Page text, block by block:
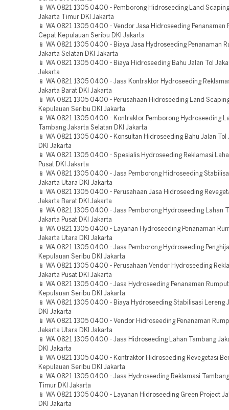
📱 WA 0821 1305 0400 - Pemborong Hidroseeding Land
Jakarta Timur DKI Jakarta
📱 WA 0821 1305 0400 - Vendor Jasa Hidroseeding Penanaman
Cepat Kepulauan Seribu DKI Jakarta
📱 WA 0821 1305 0400 - Biaya Jasa Hydroseeding Penanaman
Jakarta Selatan DKI Jakarta
📱 WA 0821 1305 0400 - Biaya Hidroseeding Bahu Jalan Tol
Jakarta
📱 WA 0821 1305 0400 - Jasa Kontraktor Hydroseeding
Jakarta Barat DKI Jakarta
📱 WA 0821 1305 0400 - Perusahaan Hidroseeding Land
Kepulauan Seribu DKI Jakarta
📱 WA 0821 1305 0400 - Kontraktor Pemborong Hydroseeding
Tambang Jakarta Selatan DKI Jakarta
📱 WA 0821 1305 0400 - Konsultan Hidroseeding Bahu Jalan Tol
DKI Jakarta
📱 WA 0821 1305 0400 - Spesialis Hydroseeding Reklamasi
Pusat DKI Jakarta
📱 WA 0821 1305 0400 - Jasa Pemborong Hidroseeding
Jakarta Utara DKI Jakarta
📱 WA 0821 1305 0400 - Perusahaan Jasa Hidroseeding
Jakarta Barat DKI Jakarta
📱 WA 0821 1305 0400 - Jasa Pemborong Hydroseeding Lahan
Jakarta Pusat DKI Jakarta
📱 WA 0821 1305 0400 - Layanan Hydroseeding Penanaman
Jakarta Utara DKI Jakarta
📱 WA 0821 1305 0400 - Jasa Pemborong Hydroseeding
Kepulauan Seribu DKI Jakarta
📱 WA 0821 1305 0400 - Perusahaan Vendor Hydroseeding
Jakarta Pusat DKI Jakarta
📱 WA 0821 1305 0400 - Jasa Hydroseeding Penanaman
Kepulauan Seribu DKI Jakarta
📱 WA 0821 1305 0400 - Biaya Hydroseeding Stabilisasi Lereng
DKI Jakarta
📱 WA 0821 1305 0400 - Vendor Hidroseeding Penanaman
Jakarta Utara DKI Jakarta
📱 WA 0821 1305 0400 - Jasa Hidroseeding Lahan Tambang
DKI Jakarta
📱 WA 0821 1305 0400 - Kontraktor Hidroseeding Revegetasi
Kepulauan Seribu DKI Jakarta
📱 WA 0821 1305 0400 - Jasa Hydroseeding Reklamasi
Timur DKI Jakarta
📱 WA 0821 1305 0400 - Layanan Hidroseeding Green Project
DKI Jakarta